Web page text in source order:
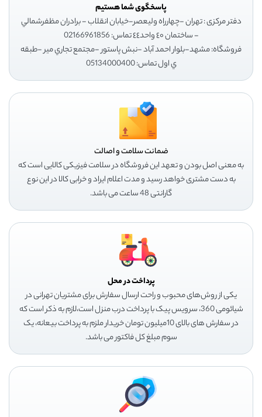
پاسخگوی شما هستیم
دفتر مرکزی : تهران -چهارراه وليعصر-خيابان انقلاب - برادران مظفرشمالي
- ساختمان ٤٠ واحد٤٤ تماس: 02166961856
فروشگاه: مشهد-بلوار احمد آباد -نبش پاستور -مجتمع تجاري مير -طبقه
ي اول تماس: 05134000400
ضمانت سلامت و اصالت
به معنی اصل بودن و تعهد این فروشگاه در سلامت فیزیکی کالایی است که
به دست مشتری خواهد رسید و مدت اعلام ایراد و خرابی کالا در این نوع
گارانتی 48 ساعت می باشد.
پرداخت در محل
یکی از روش‌های محبوب و راحت ارسال سفارش برای مشتریان تهرانی در
شیائومی 360، سرویس پیک با پرداخت درب منزل است،لازم به ذکر است که
در سفارش های بالای 10میلیون تومان خریدار ملزم به پرداخت بیعانه، یک
سوم مبلغ کل فاکتور می باشد.